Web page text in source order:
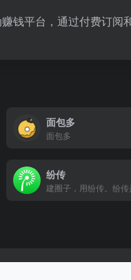
钱平台，通过付费订阅
面包多
面包多
纷传